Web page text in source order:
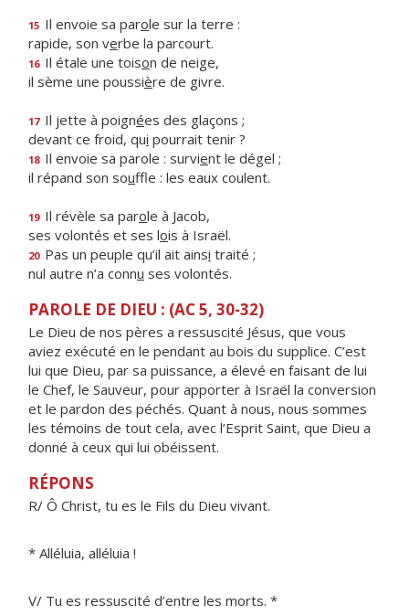
15 Il envoie sa parole sur la terre :
rapide, son verbe la parcourt.
16 Il étale une toison de neige,
il sème une poussière de givre.
17 Il jette à poignées des glaçons ;
devant ce froid, qui pourrait tenir ?
18 Il envoie sa parole : survient le dégel ;
il répand son souffle : les eaux coulent.
19 Il révèle sa parole à Jacob,
ses volontés et ses lois à Israël.
20 Pas un peuple qu’il ait ainsi traité ;
nul autre n’a connu ses volontés.
PAROLE DE DIEU : (AC 5, 30-32)
Le Dieu de nos pères a ressuscité Jésus, que vous
aviez exécuté en le pendant au bois du supplice. C’est
lui que Dieu, par sa puissance, a élevé en faisant de lui
le Chef, le Sauveur, pour apporter à Israël la conversion
et le pardon des péchés. Quant à nous, nous sommes
les témoins de tout cela, avec l’Esprit Saint, que Dieu a
donné à ceux qui lui obéissent.
RÉPONS
R/ Ô Christ, tu es le Fils du Dieu vivant.
* Alléluia, alléluia !
V/ Tu es ressuscité d’entre les morts. *